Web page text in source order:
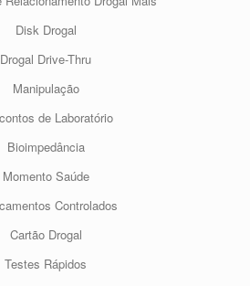
Disk Drogal
Drogal Drive-Thru
Manipulação
de Laboratório
Bioimpedância
Momento Saúde
Controlados
Cartão Drogal
Testes Rápidos